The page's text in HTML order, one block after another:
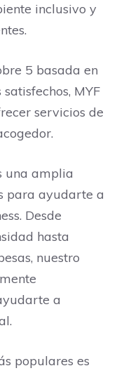
inclusivo y
5 basada en
MYF
servicios de
una amplia
para ayudarte a
Desde
hasta
nuestro
a
populares es